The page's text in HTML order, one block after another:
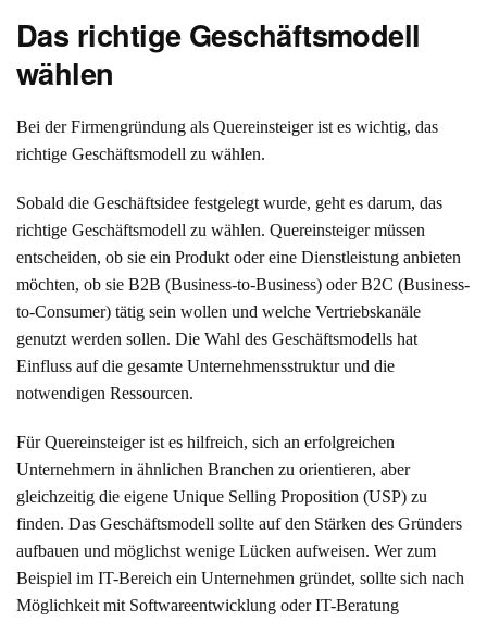
Das richtige Geschäftsmodell
wählen
Bei der Firmengründung als Quereinsteiger ist es wichtig, das
richtige Geschäftsmodell zu wählen.
Sobald die Geschäftsidee festgelegt wurde, geht es darum, das
richtige Geschäftsmodell zu wählen. Quereinsteiger müssen
entscheiden, ob sie ein Produkt oder eine Dienstleistung anbieten
möchten, ob sie B2B (Business-to-Business) oder B2C (Business-
to-Consumer) tätig sein wollen und welche Vertriebskanäle
genutzt werden sollen. Die Wahl des Geschäftsmodells hat
Einfluss auf die gesamte Unternehmensstruktur und die
notwendigen Ressourcen.
Für Quereinsteiger ist es hilfreich, sich an erfolgreichen
Unternehmern in ähnlichen Branchen zu orientieren, aber
gleichzeitig die eigene Unique Selling Proposition (USP) zu
finden. Das Geschäftsmodell sollte auf den Stärken des Gründers
aufbauen und möglichst wenige Lücken aufweisen. Wer zum
Beispiel im IT-Bereich ein Unternehmen gründet, sollte sich nach
Möglichkeit mit Softwareentwicklung oder IT-Beratung